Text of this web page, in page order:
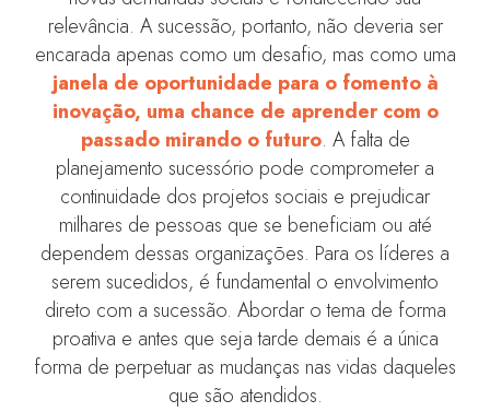
relevância. A sucessão, portanto, não deveria ser
encarada apenas como um desafio, mas como uma
janela de oportunidade para o fomento à
inovação, uma chance de aprender com o
passado mirando o futuro. A falta de
planejamento sucessório pode comprometer a
continuidade dos projetos sociais e prejudicar
milhares de pessoas que se beneficiam ou até
dependem dessas organizações. Para os líderes a
serem sucedidos, é fundamental o envolvimento
direto com a sucessão. Abordar o tema de forma
proativa e antes que seja tarde demais é a única
forma de perpetuar as mudanças nas vidas daqueles
que são atendidos.